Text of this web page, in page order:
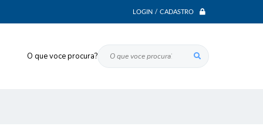
LOGIN / CADASTRO
O que voce procura?